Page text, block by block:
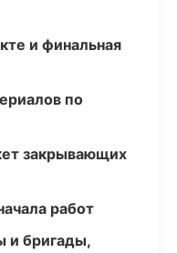
и финальная
по
закрывающих
работ
и бригады,